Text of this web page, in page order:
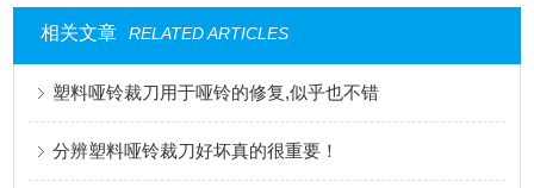
相关文章 RELATED ARTICLES
塑料哑铃裁刀用于哑铃的修复,似乎也不错
分辨塑料哑铃裁刀好坏真的很重要！